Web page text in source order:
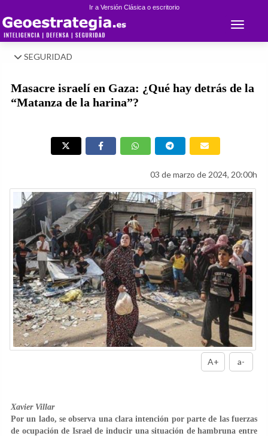
Ir a Versión Clásica o escritorio
Toggle
SEGURIDAD
Masacre israelí en Gaza: ¿Qué hay detrás de la
“Matanza de la harina”?
03 de marzo de 2024, 20:00h
A+ a-
Xavier Villar
Por un lado, se observa una clara intención por parte de las fuerzas
de ocupación de Israel de inducir una situación de hambruna entre